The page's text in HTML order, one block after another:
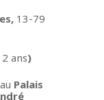
13-79
ans)
Palais